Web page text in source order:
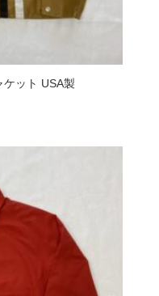
ケット USA製